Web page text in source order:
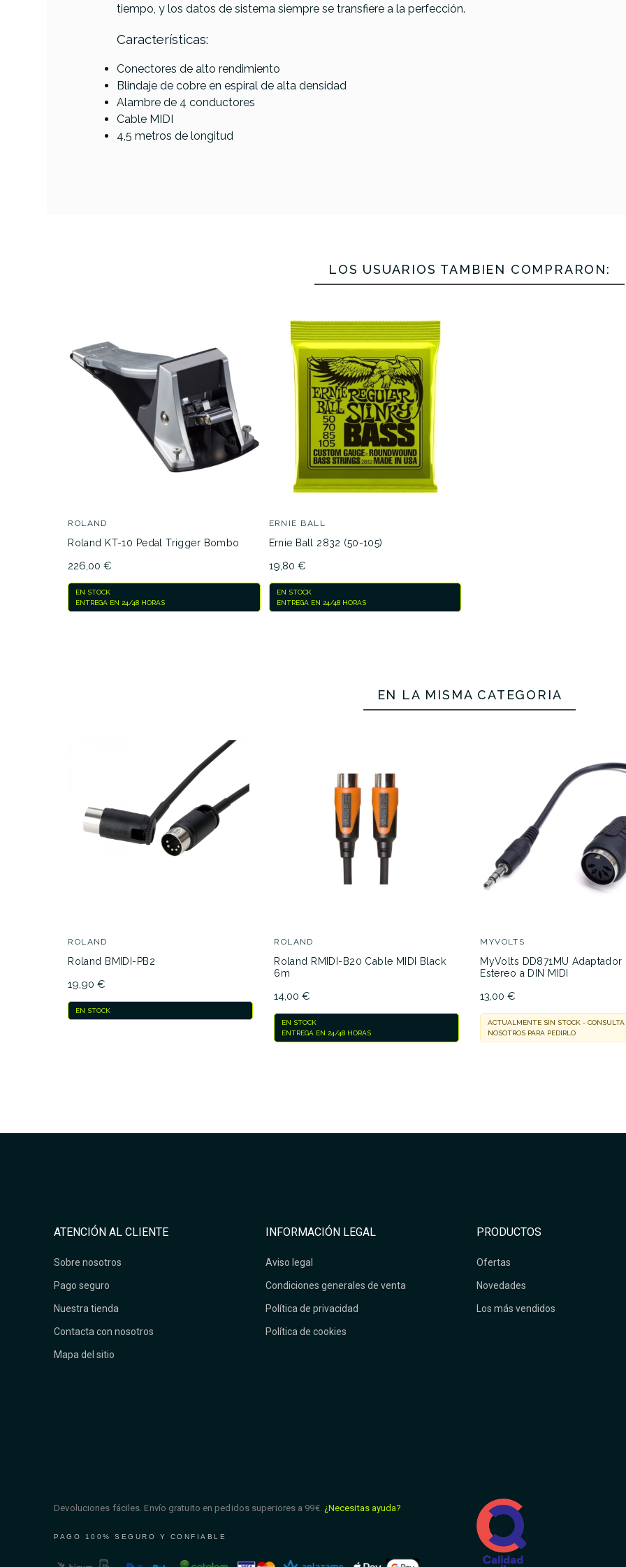
tiempo, y los datos de sistema siempre se transfiere a la perfección.
Características:
Conectores de alto rendimiento
Blindaje de cobre en espiral de alta densidad
Alambre de 4 conductores
Cable MIDI
4,5 metros de longitud
LOS USUARIOS TAMBIÉN COMPRARON:
ROLAND
Roland KT-10 Pedal Trigger Bombo
226,00 €
EN STOCK
ENTREGA EN 24/48 HORAS
ERNIE BALL
Ernie Ball 2832 (50-105)
19,80 €
EN STOCK
ENTREGA EN 24/48 HORAS
EN LA MISMA CATEGORÍA
ROLAND
Roland BMIDI-PB2
19,90 €
EN STOCK
ROLAND
Roland RMIDI-B20 Cable MIDI Black
6m
14,00 €
EN STOCK
ENTREGA EN 24/48 HORAS
MYVOLTS
MyVolts DD871MU Adaptador
Estereo a DIN MIDI
13,00 €
ACTUALMENTE SIN STOCK - CONSULTA
NOSOTROS PARA PEDIRLO
ATENCIÓN AL CLIENTE
Sobre nosotros
Pago seguro
Nuestra tienda
Contacta con nosotros
Mapa del sitio
INFORMACIÓN LEGAL
Aviso legal
Condiciones generales de venta
Política de privacidad
Política de cookies
PRODUCTOS
Ofertas
Novedades
Los más vendidos
Devoluciones fáciles. Envío gratuito en pedidos superiores a 99€. ¿Necesitas ayuda?
PAGO 100% SEGURO Y CONFIABLE